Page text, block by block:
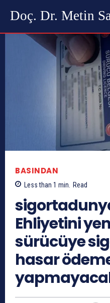
Doç. Dr. Metin
BASINDAN
Less than 1 min. Read
Ehliyetini
sürücüye
hasar